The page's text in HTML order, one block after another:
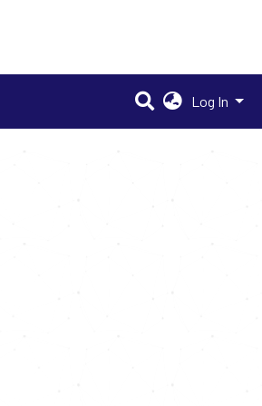
Log In